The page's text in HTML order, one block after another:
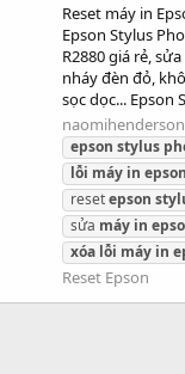
Reset máy in
Epson Stylus
R2880 giá rẻ,
nháy đèn đỏ,
sọc dọc... Epson
naomihenderson
epson stylus
lỗi máy in epson
resetepson
sửa máy in
xóa lỗi máy in
Reset Epson